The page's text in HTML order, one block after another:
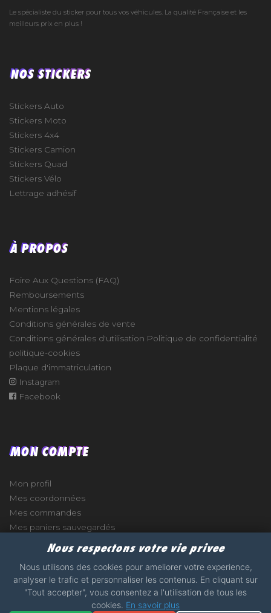
Le spécialiste du sticker pour tous vos véhicules. La qualité Française et les
meilleurs prix en plus !
NOS STICKERS
Stickers Auto
Stickers Moto
Stickers 4x4
Stickers Camion
Stickers Quad
Stickers Vélo
Lettrage adhésif
À PROPOS
Foire Aux Questions (FAQ)
Remboursements
Mentions légales
Conditions générales de vente
Conditions générales d'utilisation Politique de confidentialité
politique-cookies
Plaque d'immatriculation
Instagram
Facebook
MON COMPTE
Mon profil
Mes coordonnées
Mes commandes
Mes paniers sauvegardés
Nous respectons votre vie privee
Nous utilisons des cookies pour ameliorer votre experience,
analyser le trafic et personnaliser les contenus. En cliquant sur
"Tout accepter", vous consentez a l'utilisation de tous les
cookies. En savoir plus